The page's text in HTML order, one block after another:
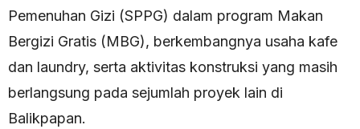
Pemenuhan Gizi (SPPG) dalam program Makan
Bergizi Gratis (MBG), berkembangnya usaha kafe
dan laundry, serta aktivitas konstruksi yang masih
berlangsung pada sejumlah proyek lain di
Balikpapan.